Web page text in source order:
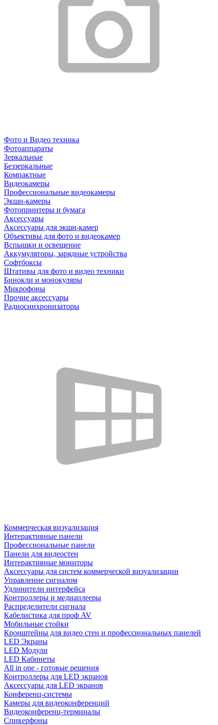
Фото и Видео техника
Фотоаппараты
Зеркальные
Беззеркальные
Компактные
Видеокамеры
Профессиональные видеокамеры
Экшн-камеры
Фотопринтеры и бумага
Аксессуары
Аксессуары для экшн-камер
Объективы для фото и видеокамер
Вспышки и освещение
Аккумуляторы, зарядные устройства
Софтбоксы
Штативы для фото и видео техники
Бинокли и монокуляры
Микрофоны
Прочие аксессуары
Радиосинхронизаторы
Коммерческая визуализация
Интерактивные панели
Профессиональные панели
Панели для видеостен
Интерактивные мониторы
Аксессуары для систем коммерческой визуализации
Управление сигналом
Удлинители интерфейса
Контроллеры и медиаплееры
Распределители сигнала
Кабелистика для проф AV
Мобильные стойки
Кронштейны для видео стен и профессиональных панелей
LED Экраны
LED Модули
LED Кабинеты
All in one - готовые решения
Контроллеры для LED экранов
Аксессуары для LED экранов
Конференц-системы
Камеры для видеоконференций
Видеоконференц-терминалы
Спикерфоны